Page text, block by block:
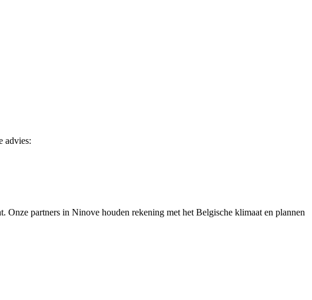
advies:
Onze partners in Ninove houden rekening met het Belgische klimaat en plannen